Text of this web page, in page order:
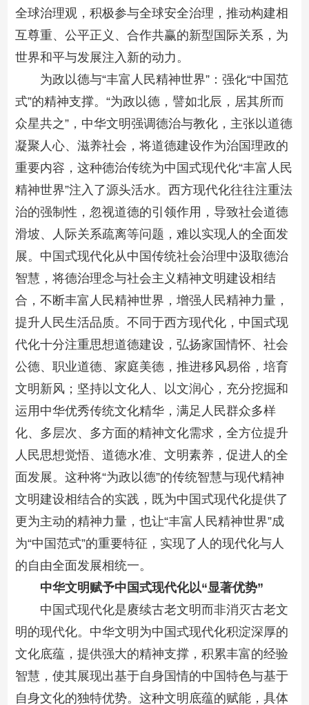
全球治理观，积极参与全球安全治理，推动构建相
互尊重、公平正义、合作共赢的新型国际关系，为
世界和平与发展注入新的动力。
为政以德与“丰富人民精神世界”：强化“中国范
式”的精神支撑。“为政以德，譬如北辰，居其所而
众星共之”，中华文明强调德治与教化，主张以道德
凝聚人心、滋养社会，将道德建设作为治国理政的
重要内容，这种德治传统为中国式现代化“丰富人民
精神世界”注入了源头活水。西方现代化往往注重法
治的强制性，忽视道德的引领作用，导致社会道德
滑坡、人际关系疏离等问题，难以实现人的全面发
展。中国式现代化从中国传统社会治理中汲取德治
智慧，将德治理念与社会主义精神文明建设相结
合，不断丰富人民精神世界，增强人民精神力量，
提升人民生活品质。不同于西方现代化，中国式现
代化十分注重思想道德建设，弘扬家国情怀、社会
公德、职业道德、家庭美德，推进移风易俗，培育
文明新风；坚持以文化人、以文润心，充分挖掘和
运用中华优秀传统文化精华，满足人民群众多样
化、多层次、多方面的精神文化需求，全方位提升
人民思想觉悟、道德水准、文明素养，促进人的全
面发展。这种将“为政以德”的传统智慧与现代精神
文明建设相结合的实践，既为中国式现代化提供了
更为主动的精神力量，也让“丰富人民精神世界”成
为“中国范式”的重要特征，实现了人的现代化与人
的自由全面发展相统一。
中华文明赋予中国式现代化以“显著优势”
中国式现代化是赓续古老文明而非消灭古老文
明的现代化。中华文明为中国式现代化积淀深厚的
文化底蕴，提供强大的精神支撑，积累丰富的经验
智慧，使其展现出基于自身国情的中国特色与基于
自身文化的独特优势。这种文明底蕴的赋能，具体